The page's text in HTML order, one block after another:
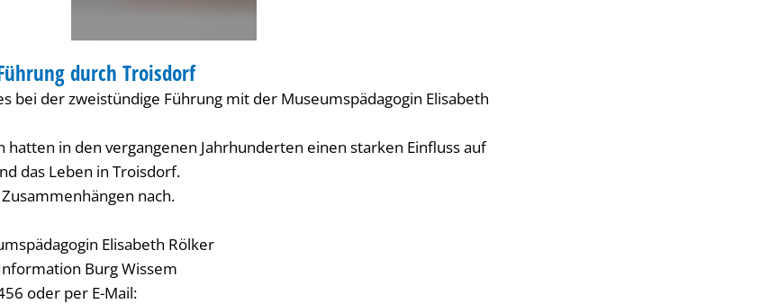
durch Troisdorf
bei der zweistündige Führung mit der Museumspädagogin Elisabeth
hatten in den vergangenen Jahrhunderten einen starken Einfluss auf
das Leben in Troisdorf.
nach.
Elisabeth Rölker
Burg Wissem
oder per E-Mail: